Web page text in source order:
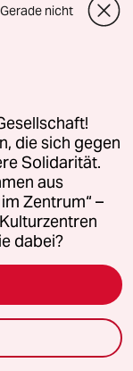
und "Mitte
als
so
Gerade nicht
die sich gegen
Solidarität.
aus
Zentrum“ –
dabei?